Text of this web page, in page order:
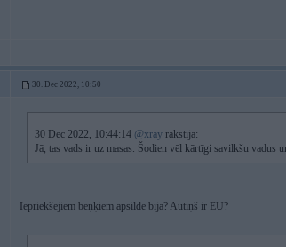
30. Dec 2022, 10:50
30 Dec 2022, 10:44:14 @xray rakstīja:
Jā, tas vads ir uz masas. Šodien vēl kārtīgi savilkšu vadus
Iepriekšējiem beņķiem apsilde bija? Autiņš ir EU?